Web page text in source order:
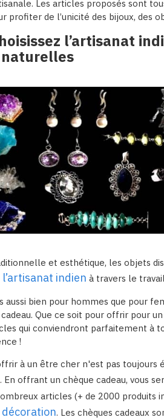
Les articles proposés sont
profiter de l’unicité des bijoux, des
l’artisanat
et esthétique, les objets
l’artisanat indien à travers le
aussi bien pour hommes que pour
Que ce soit pour offrir pour
qui conviendront parfaitement à
!
à un être cher n'est pas toujours
. En offrant un chèque cadeau, vous
articles (+ de 2000 produits
. Les chèques cadeaux